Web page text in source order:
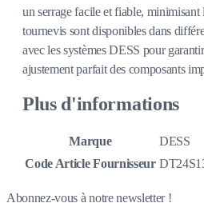
un serrage facile et fiable, minimisant
tournevis sont disponibles dans
avec les systèmes DESS pour
ajustement parfait des composants
Plus d'informations
Marque
DESS
Code Article Fournisseur
Abonnez-vous à notre newsletter !